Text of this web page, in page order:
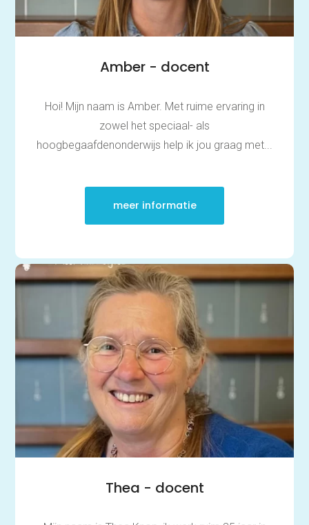
Amber - docent
Hoi! Mijn naam is Amber. Met ruime ervaring in
zowel het speciaal- als
hoogbegaafdenonderwijs help ik jou graag met...
meer informatie
Thea - docent